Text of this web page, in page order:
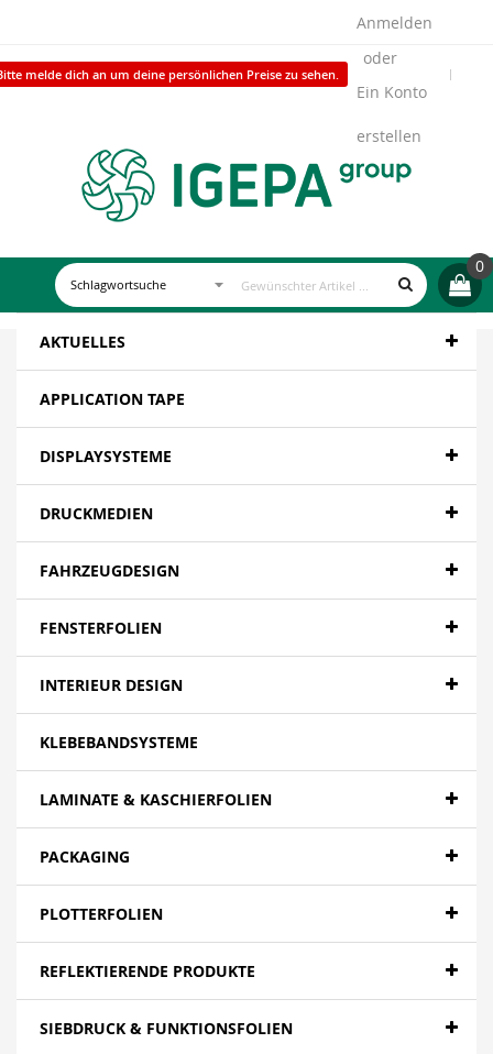
melde dich an um deine persönlichen Preise zu sehen.
Anmelden
Ein Konto
erstellen
0
AKTUELLES
APPLICATION TAPE
DISPLAYSYSTEME
DRUCKMEDIEN
FAHRZEUGDESIGN
FENSTERFOLIEN
INTERIEUR DESIGN
KLEBEBANDSYSTEME
LAMINATE & KASCHIERFOLIEN
PACKAGING
PLOTTERFOLIEN
REFLEKTIERENDE PRODUKTE
SIEBDRUCK & FUNKTIONSFOLIEN